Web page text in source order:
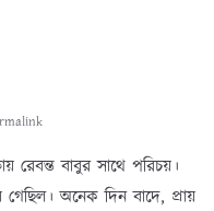
রেবন্ত বাবুর সাথে পরিচয়।
অনেক দিন বাদে, প্রায়